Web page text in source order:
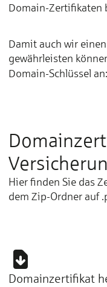
Domain-Zertifikaten
Damit auch wir
gewährleisten
Domain-Schlüssel an:
Hier finden Sie das
dem Zip-Ordner auf
Domainzertifikat